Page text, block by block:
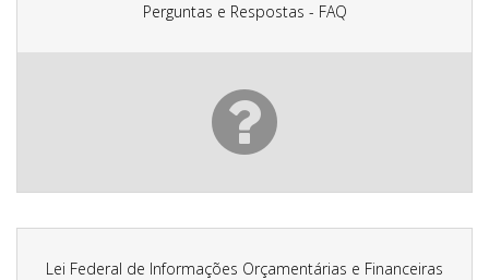
Perguntas e Respostas - FAQ
Lei Federal de Informações Orçamentárias e Financeiras